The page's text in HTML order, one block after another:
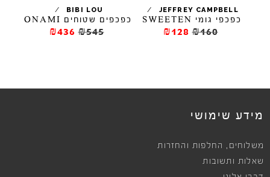
JEFFREY CAMPBELL
/
כפכפי גומי SWEETEN
₪160
₪128
BIBI LOU
/
כפכפים שטוחים ONAMI
₪545
₪436
מידע שימושי
משלוחים , החלפות והחזרות
שאלות ותשובות